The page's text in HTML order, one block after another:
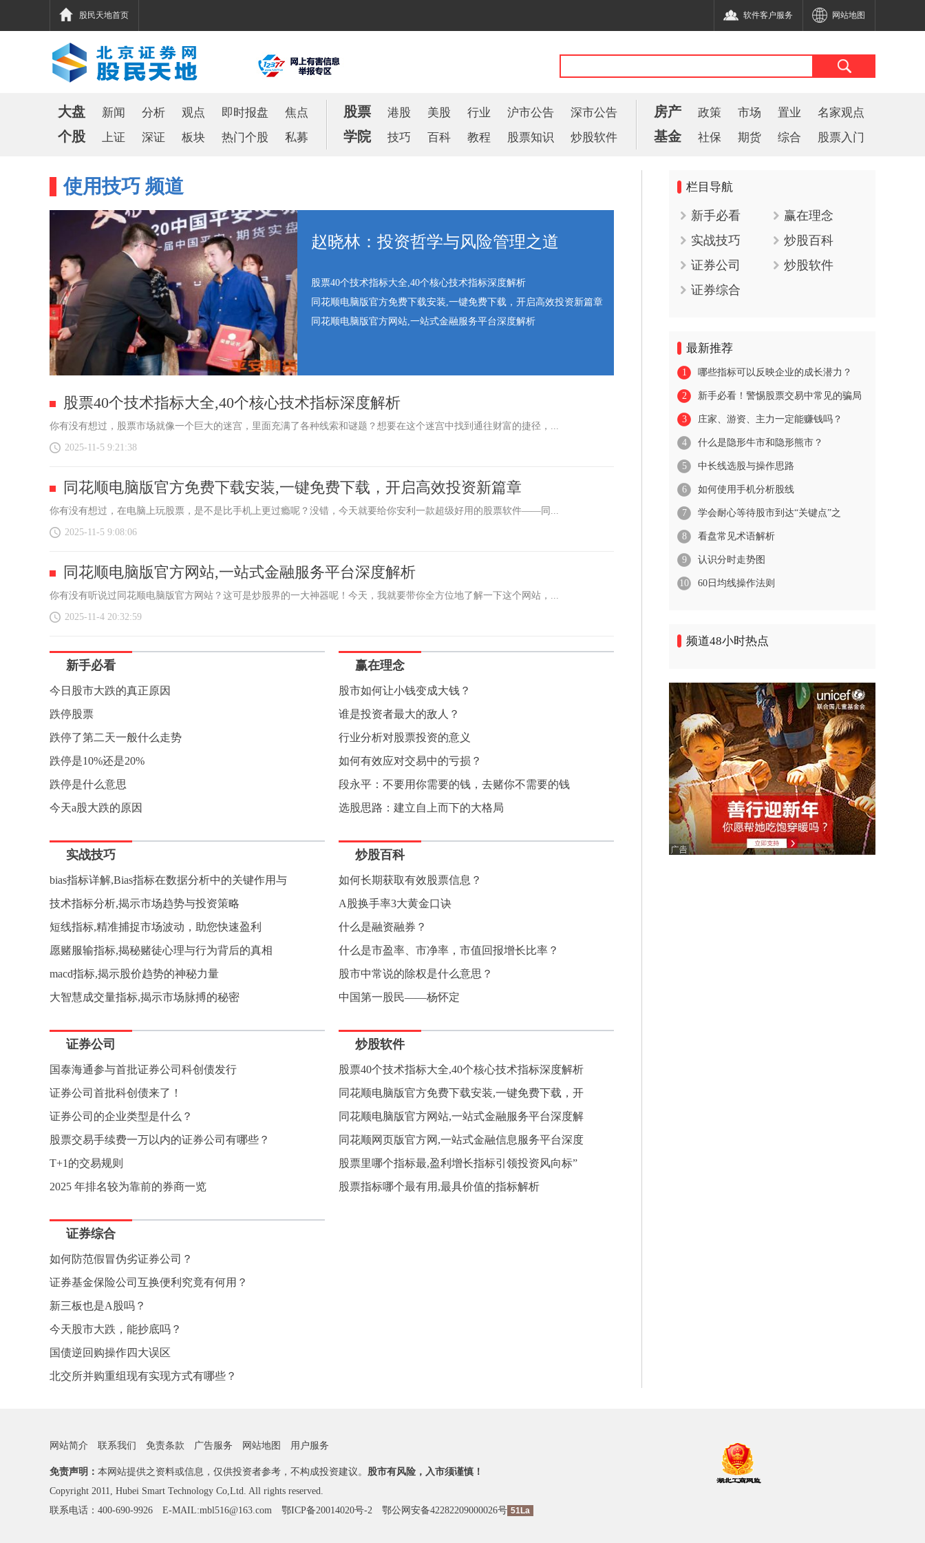
股民天地首页 软件客户服务 网站地图
大盘 新闻 分析 观点 即时报盘 焦点
个股 上证 深证 板块 热门个股 私募
股票 港股 美股 行业 沪市公告 深市公告
学院 技巧 百科 教程 股票知识 炒股软件
房产 政策 市场 置业 名家观点
基金 社保 期货 综合 股票入门
使用技巧 频道
赵晓林：投资哲学与风险管理之道
股票40个技术指标大全,40个核心技术指标深度解析
同花顺电脑版官方免费下载安装,一键免费下载，开启高效投资新篇章
同花顺电脑版官方网站,一站式金融服务平台深度解析
股票40个技术指标大全,40个核心技术指标深度解析
你有没有想过，股票市场就像一个巨大的迷宫，里面充满了各种线索和谜题？想要在这个迷宫中找到通往财富的捷径，...
2025-11-5 9:21:38
同花顺电脑版官方免费下载安装,一键免费下载，开启高效投资新篇章
你有没有想过，在电脑上玩股票，是不是比手机上更过瘾呢？没错，今天就要给你安利一款超级好用的股票软件——同...
2025-11-5 9:08:06
同花顺电脑版官方网站,一站式金融服务平台深度解析
你有没有听说过同花顺电脑版官方网站？这可是炒股界的一大神器呢！今天，我就要带你全方位地了解一下这个网站，...
2025-11-4 20:32:59
新手必看
今日股市大跌的真正原因
跌停股票
跌停了第二天一般什么走势
跌停是10%还是20%
跌停是什么意思
今天a股大跌的原因
赢在理念
股市如何让小钱变成大钱？
谁是投资者最大的敌人？
行业分析对股票投资的意义
如何有效应对交易中的亏损？
段永平：不要用你需要的钱，去赌你不需要的钱
选股思路：建立自上而下的大格局
实战技巧
bias指标详解,Bias指标在数据分析中的关键作用与
技术指标分析,揭示市场趋势与投资策略
短线指标,精准捕捉市场波动，助您快速盈利
愿赌服输指标,揭秘赌徒心理与行为背后的真相
macd指标,揭示股价趋势的神秘力量
大智慧成交量指标,揭示市场脉搏的秘密
炒股百科
如何长期获取有效股票信息？
A股换手率3大黄金口诀
什么是融资融券？
什么是市盈率、市净率，市值回报增长比率？
股市中常说的除权是什么意思？
中国第一股民——杨怀定
证券公司
国泰海通参与首批证券公司科创债发行
证券公司首批科创债来了！
证券公司的企业类型是什么？
股票交易手续费一万以内的证券公司有哪些？
T+1的交易规则
2025 年排名较为靠前的券商一览
炒股软件
股票40个技术指标大全,40个核心技术指标深度解析
同花顺电脑版官方免费下载安装,一键免费下载，开
同花顺电脑版官方网站,一站式金融服务平台深度解
同花顺网页版官方网,一站式金融信息服务平台深度
股票里哪个指标最,盈利增长指标引领投资风向标”
股票指标哪个最有用,最具价值的指标解析
证券综合
如何防范假冒伪劣证券公司？
证券基金保险公司互换便利究竟有何用？
新三板也是A股吗？
今天股市大跌，能抄底吗？
国债逆回购操作四大误区
北交所并购重组现有实现方式有哪些？
栏目导航
新手必看
赢在理念
实战技巧
炒股百科
证券公司
炒股软件
证券综合
最新推荐
1 哪些指标可以反映企业的成长潜力？
2 新手必看！警惕股票交易中常见的骗局
3 庄家、游资、主力一定能赚钱吗？
4 什么是隐形牛市和隐形熊市？
5 中长线选股与操作思路
6 如何使用手机分析股线
7 学会耐心等待股市到达“关键点”之
8 看盘常见术语解析
9 认识分时走势图
10 60日均线操作法则
频道48小时热点
网站简介 联系我们 免责条款 广告服务 网站地图 用户服务
免责声明： 本网站提供之资料或信息，仅供投资者参考，不构成投资建议。 股市有风险，入市须谨慎！
Copyright 2011, Hubei Smart Technology Co,Ltd. All rights reserved.
联系电话：400-690-9926 E-MAIL:mbl516@163.com 鄂ICP备20014020号-2 鄂公网安备42282209000026号 51La